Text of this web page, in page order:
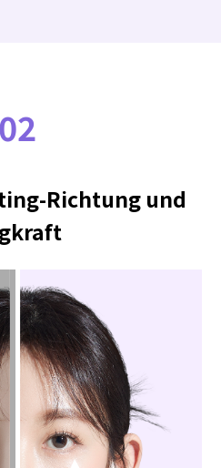
02
Richtung und